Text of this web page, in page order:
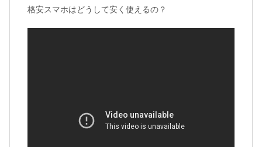
格安スマホはどうして安く使えるの？